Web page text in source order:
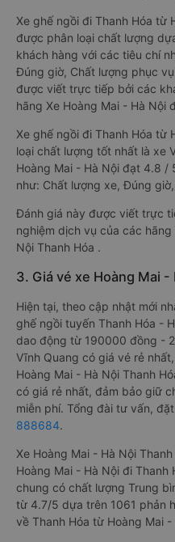
Xe ghế ngồi đi Thanh Hóa từ
được phân loại chất lượng
khách hàng với các tiêu chí
Đúng giờ, Chất lượng phục
được viết trực tiếp bởi các
hãng Xe Hoàng Mai - Hà Nội
Xe ghế ngồi đi Thanh Hóa từ
loại chất lượng tốt nhất là xe
Hoàng Mai - Hà Nội đạt 4.8
như: Chất lượng xe, Đúng
Đánh giá này được viết trực
nghiệm dịch vụ của các
Nội Thanh Hóa .
3. Giá vé xe Hoàng Mai -
Hiện tại, theo cập nhật mới
ghế ngồi tuyến Thanh Hóa -
dao động từ 190000 đồng -
Vĩnh Quang có giá vé rẻ
Hoàng Mai - Hà Nội Thanh
có giá rẻ nhất, đảm bảo giữ
miễn phí. Tổng đài tư vấn,
888684.
Xe Hoàng Mai - Hà Nội
Hoàng Mai - Hà Nội đi
chung có chất lượng Trung
từ 4.7/5 dựa trên 1061 phản
về Thanh Hóa từ Hoàng Mai -